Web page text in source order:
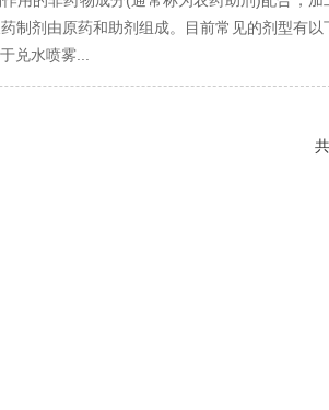
制剂由原药和助剂组成。目前常见的剂型有
兑水喷雾...
共